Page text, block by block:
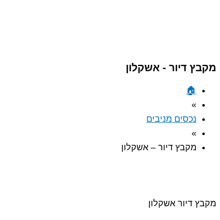
מקבץ דיור - אשקלון
🏠︎
»
נכסים מניבים
»
מקבץ דיור – אשקלון
מקבץ דיור אשקלון